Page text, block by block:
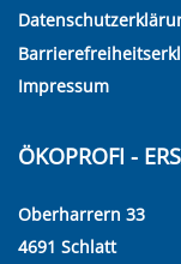
Impressum
ÖKOPROFI -
Oberharrern 33
4691 Schlatt